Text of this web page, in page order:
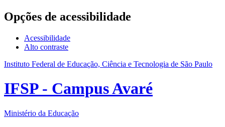
Opções de acessibilidade
Acessibilidade
Alto contraste
Instituto Federal de Educação, Ciência e Tecnologia de São Paulo
IFSP - Campus Avaré
Ministério da Educação